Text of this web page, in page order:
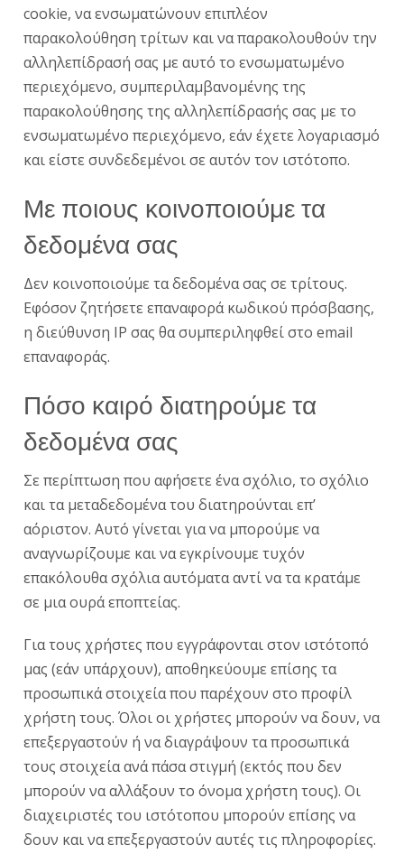
cookie, να ενσωματώνουν επιπλέον
παρακολούθηση τρίτων και να παρακολουθούν την
αλληλεπίδρασή σας με αυτό το ενσωματωμένο
περιεχόμενο, συμπεριλαμβανομένης της
παρακολούθησης της αλληλεπίδρασής σας με το
ενσωματωμένο περιεχόμενο, εάν έχετε λογαριασμό
και είστε συνδεδεμένοι σε αυτόν τον ιστότοπο.
Με ποιους κοινοποιούμε τα
δεδομένα σας
Δεν κοινοποιούμε τα δεδομένα σας σε τρίτους.
Εφόσον ζητήσετε επαναφορά κωδικού πρόσβασης,
η διεύθυνση IP σας θα συμπεριληφθεί στο email
επαναφοράς.
Πόσο καιρό διατηρούμε τα
δεδομένα σας
Σε περίπτωση που αφήσετε ένα σχόλιο, το σχόλιο
και τα μεταδεδομένα του διατηρούνται επ’
αόριστον. Αυτό γίνεται για να μπορούμε να
αναγνωρίζουμε και να εγκρίνουμε τυχόν
επακόλουθα σχόλια αυτόματα αντί να τα κρατάμε
σε μια ουρά εποπτείας.
Για τους χρήστες που εγγράφονται στον ιστότοπό
μας (εάν υπάρχουν), αποθηκεύουμε επίσης τα
προσωπικά στοιχεία που παρέχουν στο προφίλ
χρήστη τους. Όλοι οι χρήστες μπορούν να δουν, να
επεξεργαστούν ή να διαγράψουν τα προσωπικά
τους στοιχεία ανά πάσα στιγμή (εκτός που δεν
μπορούν να αλλάξουν το όνομα χρήστη τους). Οι
διαχειριστές του ιστότοπου μπορούν επίσης να
δουν και να επεξεργαστούν αυτές τις πληροφορίες.